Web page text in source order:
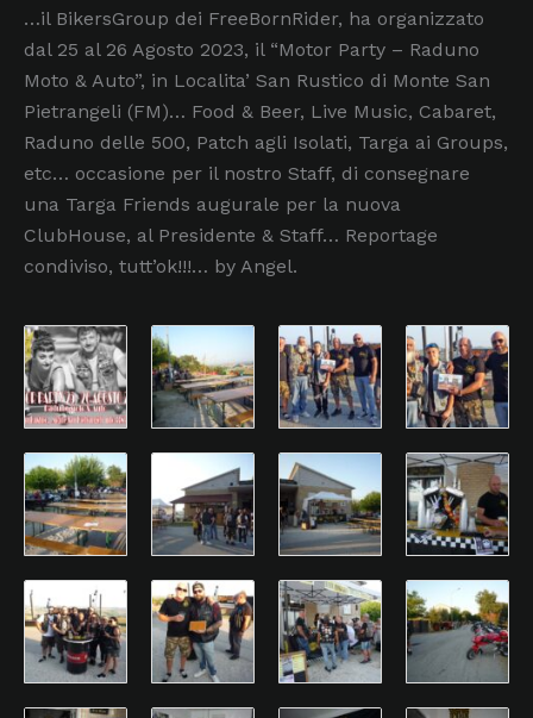
…il BikersGroup dei FreeBornRider, ha organizzato
dal 25 al 26 Agosto 2023, il “Motor Party – Raduno
Moto & Auto”, in Localita’ San Rustico di Monte San
Pietrangeli (FM)… Food & Beer, Live Music, Cabaret,
Raduno delle 500, Patch agli Isolati, Targa ai Groups,
etc… occasione per il nostro Staff, di consegnare
una Targa Friends augurale per la nuova
ClubHouse, al Presidente & Staff… Reportage
condiviso, tutt’ok!!!… by Angel.